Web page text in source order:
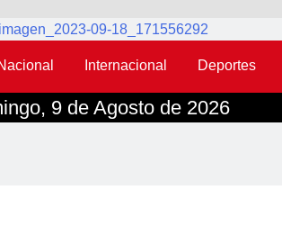
Internacional Deportes
9 de Agosto de 2026